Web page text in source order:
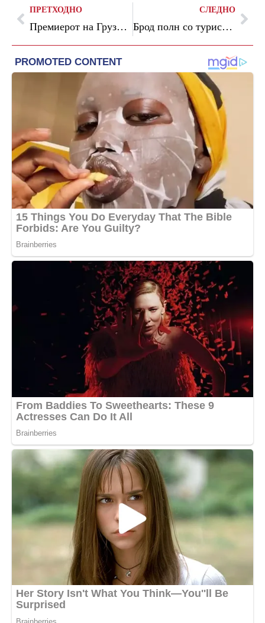
ПРЕТХОДНО
Премиерот на Грузија го смени министерот за надворешни работи и уште двајца членови на кабинетот
СЛЕДНО
Брод полн со туристи потона во Египет